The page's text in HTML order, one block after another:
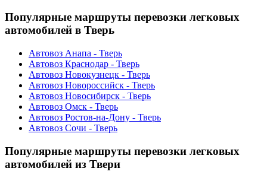
Популярные маршруты перевозки легковых
автомобилей в Тверь
Автовоз Анапа - Тверь
Автовоз Краснодар - Тверь
Автовоз Новокузнецк - Тверь
Автовоз Новороссийск - Тверь
Автовоз Новосибирск - Тверь
Автовоз Омск - Тверь
Автовоз Ростов-на-Дону - Тверь
Автовоз Сочи - Тверь
Популярные маршруты перевозки легковых
автомобилей из Твери